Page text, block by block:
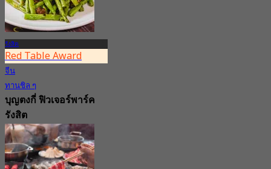
รังสิต
Red Table Award
จีน
ทานชิล ๆ
บุญตงกี่ ฟิวเจอร์พาร์ค
รังสิต
4.7
4.1K การจอง
จาก฿ 362.5